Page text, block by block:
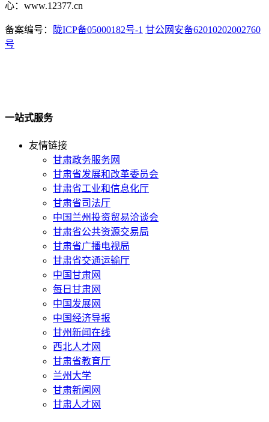
心：www.12377.cn
备案编号： 陇ICP备05000182号-1 甘公网安备62010202002760
号
一站式服务
友情链接
甘肃政务服务网
甘肃省发展和改革委员会
甘肃省工业和信息化厅
甘肃省司法厅
中国兰州投资贸易洽谈会
甘肃省公共资源交易局
甘肃省广播电视局
甘肃省交通运输厅
中国甘肃网
每日甘肃网
中国发展网
中国经济导报
甘州新闻在线
西北人才网
甘肃省教育厅
兰州大学
甘肃新闻网
甘肃人才网